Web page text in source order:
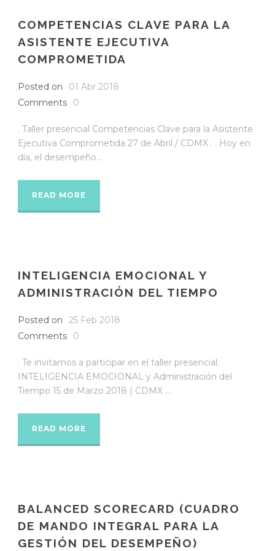
COMPETENCIAS CLAVE PARA LA
ASISTENTE EJECUTIVA
COMPROMETIDA
Posted on
01 Abr 2018
Comments
0
. Taller presencial Competencias Clave para la Asistente
Ejecutiva Comprometida 27 de Abril / CDMX . . Hoy en
día, el desempeño...
READ MORE
INTELIGENCIA EMOCIONAL Y
ADMINISTRACIÓN DEL TIEMPO
Posted on
25 Feb 2018
Comments
0
. Te invitamos a participar en el taller presencial:
INTELIGENCIA EMOCIONAL y Administración del
Tiempo 15 de Marzo 2018 | CDMX ....
READ MORE
BALANCED SCORECARD (CUADRO
DE MANDO INTEGRAL PARA LA
GESTIÓN DEL DESEMPEÑO)